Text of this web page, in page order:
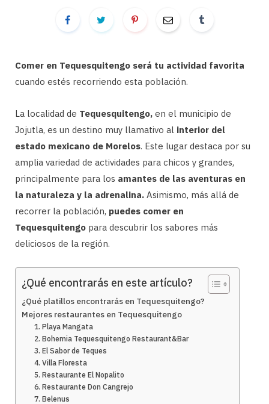
Comer en Tequesquitengo será tu actividad favorita
cuando estés recorriendo esta población.
La localidad de Tequesquitengo, en el municipio de
Jojutla, es un destino muy llamativo al interior del
estado mexicano de Morelos. Este lugar destaca por su
amplia variedad de actividades para chicos y grandes,
principalmente para los amantes de las aventuras en
la naturaleza y la adrenalina. Asimismo, más allá de
recorrer la población, puedes comer en
Tequesquitengo para descubrir los sabores más
deliciosos de la región.
¿Qué encontrarás en este artículo?
¿Qué platillos encontrarás en Tequesquitengo?
Mejores restaurantes en Tequesquitengo
1. Playa Mangata
2. Bohemia Tequesquitengo Restaurant&Bar
3. El Sabor de Teques
4. Villa Floresta
5. Restaurante El Nopalito
6. Restaurante Don Cangrejo
7. Belenus